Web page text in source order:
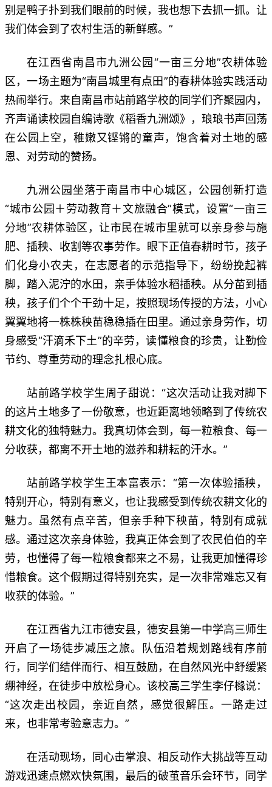
别是鸭子扑到我们眼前的时候，我也想下去抓一抓。让
我们体会到了农村生活的新鲜感。”
在江西省南昌市九洲公园“一亩三分地”农耕体验
区，一场主题为“南昌城里有点田”的春耕体验实践活动
热闹举行。来自南昌市站前路学校的同学们齐聚园内，
齐声诵读校园自编诗歌《稻香九洲颂》，琅琅书声回荡
在公园上空，稚嫩又铿锵的童声，饱含着对土地的感
恩、对劳动的赞扬。
九洲公园坐落于南昌市中心城区，公园创新打造
“城市公园＋劳动教育＋文旅融合”模式，设置“一亩三
分地”农耕体验区，让市民在城市里就可以亲身参与施
肥、插秧、收割等农事劳作。眼下正值春耕时节，孩子
们化身小农夫，在志愿者的示范指导下，纷纷挽起裤
脚，踏入泥泞的水田，亲手体验水稻插秧。从分苗到插
秧，孩子们个个干劲十足，按照现场传授的方法，小心
翼翼地将一株株秧苗稳稳插在田里。通过亲身劳作，切
身感受“汗滴禾下土”的辛劳，读懂粮食的珍贵，让勤俭
节约、尊重劳动的理念扎根心底。
站前路学校学生周子甜说：“这次活动让我对脚下
的这片土地多了一份敬意，也近距离地领略到了传统农
耕文化的独特魅力。我真切体会到，每一粒粮食、每一
分收获，都离不开土地的滋养和耕耘的汗水。”
站前路学校学生王本富表示：“第一次体验插秧，
特别开心，特别有意义，也让我感受到传统农耕文化的
魅力。虽然有点辛苦，但亲手种下秧苗，特别有成就
感。通过这次亲身体验，我真正体会到了农民伯伯的辛
劳，也懂得了每一粒粮食都来之不易，让我更加懂得珍
惜粮食。这个假期过得特别充实，是一次非常难忘又有
收获的体验。”
在江西省九江市德安县，德安县第一中学高三师生
开启了一场徒步减压之旅。队伍沿着规划路线有序前
行，同学们结伴而行、相互鼓励，在自然风光中舒缓紧
绷神经，在徒步中放松身心。该校高三学生李仔橼说：
“这次走出校园，亲近自然，感觉很解压。一路走过
来，也非常考验意志力。”
在活动现场，同心击掌浪、相反动作大挑战等互动
游戏迅速点燃欢快氛围，最后的破茧音乐会环节，同学